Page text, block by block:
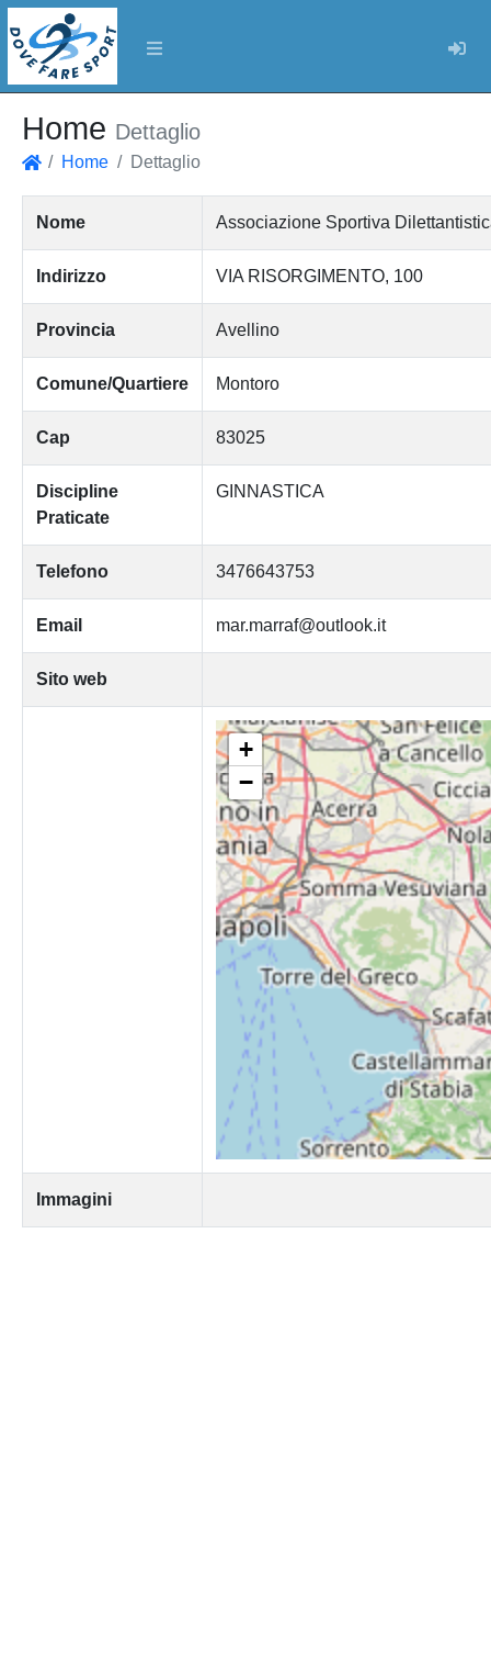
Home Dettaglio
Home Dettaglio
Nome Associazione Sportiva
Indirizzo VIA RISORGIMENTO, 100
Provincia Avellino
Comune/Quartiere Montoro
Cap 83025
Discipline
Praticate
GINNASTICA
Telefono 3476643753
Email mar.marraf@outlook.it
Sito web
+
−
Immagini